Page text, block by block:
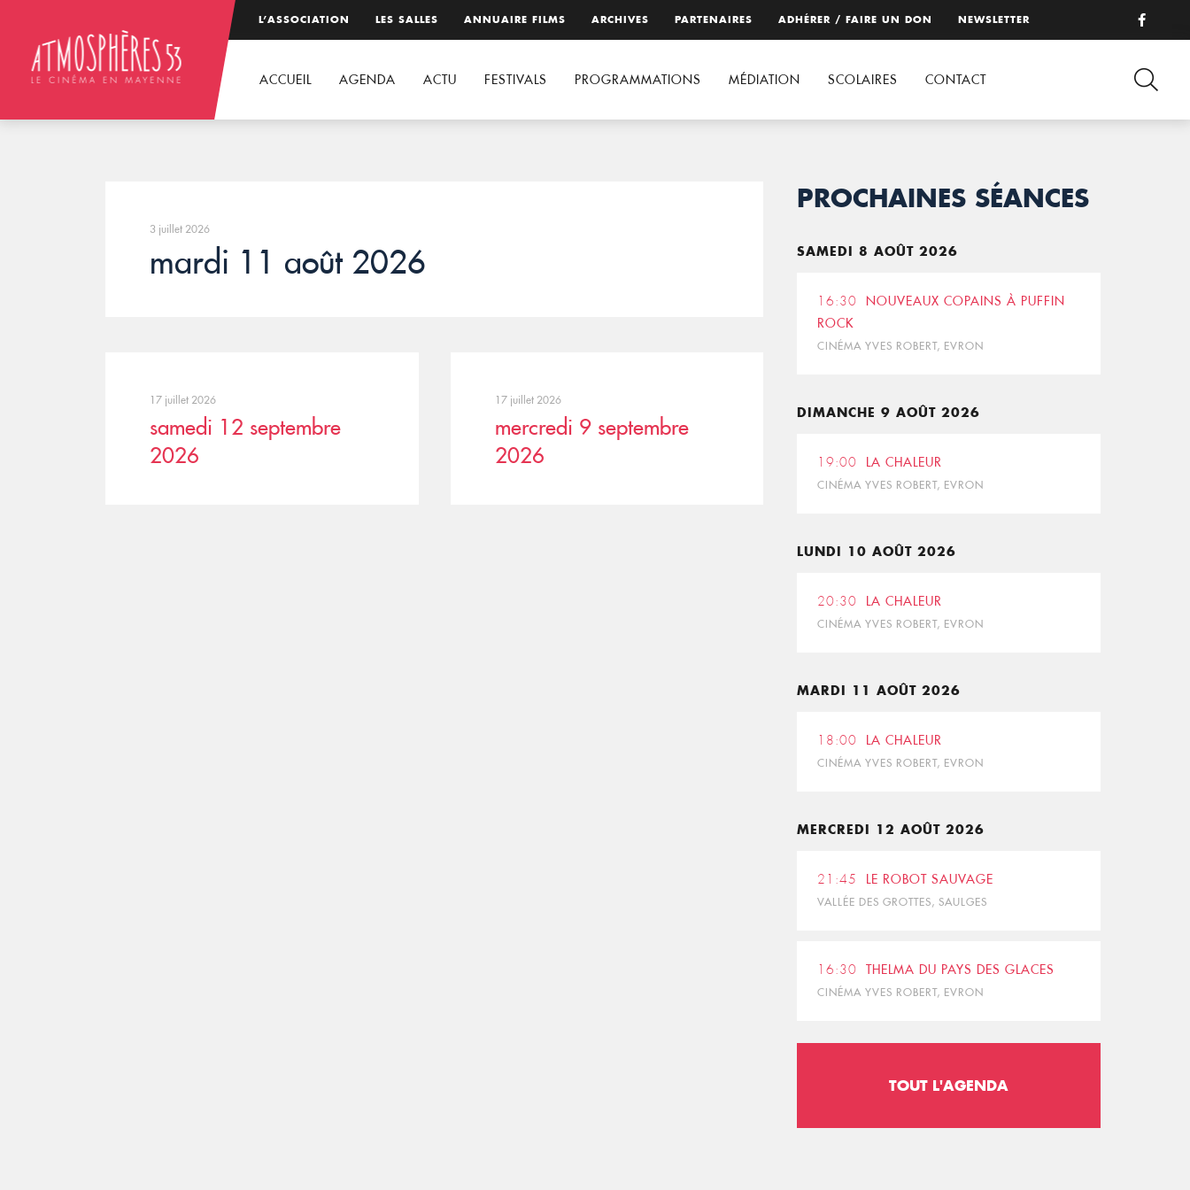
L’ASSOCIATION LES SALLES ANNUAIRE FILMS ARCHIVES PARTENAIRES ADHÉRER / FAIRE UN DON NEWSLETTER
ACCUEIL AGENDA ACTU FESTIVALS PROGRAMMATIONS MÉDIATION SCOLAIRES CONTACT
3 juillet 2026
mardi 11 août 2026
17 juillet 2026
samedi 12 septembre
2026
17 juillet 2026
mercredi 9 septembre
2026
PROCHAINES SÉANCES
SAMEDI 8 AOÛT 2026
16:30
NOUVEAUX COPAINS À PUFFIN
ROCK
CINÉMA YVES ROBERT, EVRON
DIMANCHE 9 AOÛT 2026
19:00 LA CHALEUR
CINÉMA YVES ROBERT, EVRON
LUNDI 10 AOÛT 2026
20:30 LA CHALEUR
CINÉMA YVES ROBERT, EVRON
MARDI 11 AOÛT 2026
18:00 LA CHALEUR
CINÉMA YVES ROBERT, EVRON
MERCREDI 12 AOÛT 2026
21:45 LE ROBOT SAUVAGE
VALLÉE DES GROTTES, SAULGES
16:30 THELMA DU PAYS DES GLACES
CINÉMA YVES ROBERT, EVRON
TOUT L'AGENDA